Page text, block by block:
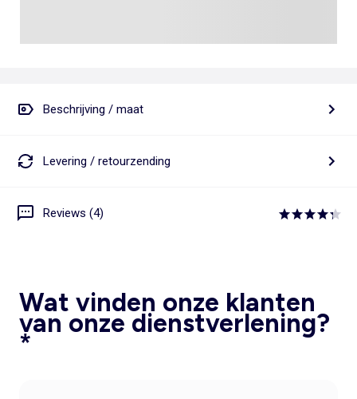
Beschrijving / maat
Levering / retourzending
Reviews (4)
Wat vinden onze klanten
van onze dienstverlening?
*